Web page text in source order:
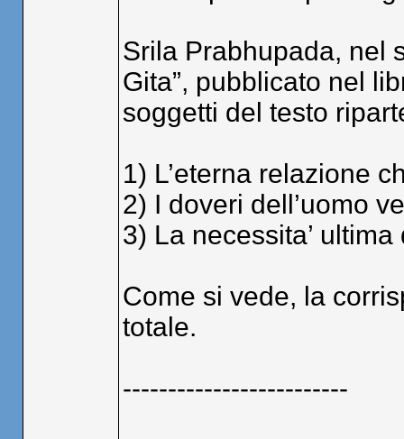
Srila Prabhupada, nel
Gita”, pubblicato nel
soggetti del testo
1) L’eterna relazione
2) I doveri dell’uomo
3) La necessita’
Come si vede, la
totale.
-------------------------